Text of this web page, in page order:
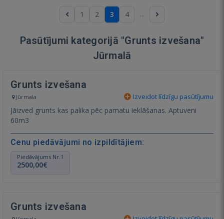
1 2 3 4 ...
Pasūtījumi kategorijā "Grunts izvešana"
Jūrmalā
Grunts izvešana
Jūrmala Izveidot līdzīgu pasūtījumu
Jāizved grunts kas palika pēc pamatu ieklāšanas. Aptuveni
60m3
Cenu piedāvājumi no izpildītājiem:
Piedāvājums Nr.1
2500,00€
Grunts izvešana